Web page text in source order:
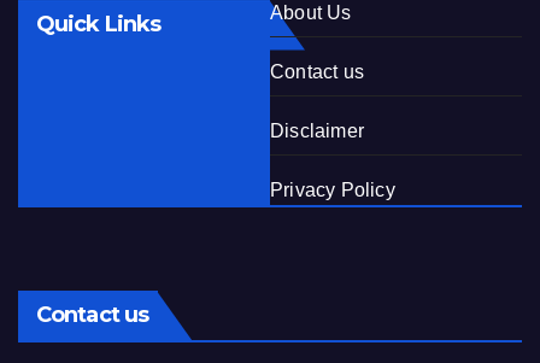
Quick Links About Us
Contact us
Disclaimer
Privacy Policy
Contact us